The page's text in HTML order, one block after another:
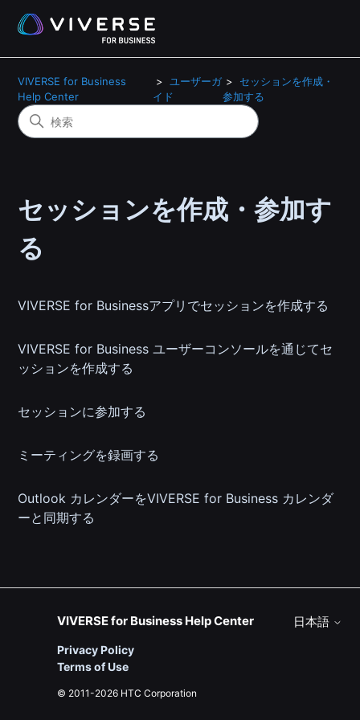
VIVERSE for Business
Help Center
ユーザーガ
イド
セッションを作成・
参加する
セッションを作成・参加す
る
VIVERSE for Businessアプリでセッションを作成する
VIVERSE for Business ユーザーコンソールを通じてセ
ッションを作成する
セッションに参加する
ミーティングを録画する
Outlook カレンダーをVIVERSE for Business カレンダ
ーと同期する
VIVERSE for Business Help Center
Privacy Policy
Terms of Use
© 2011-2026 HTC Corporation
日本語